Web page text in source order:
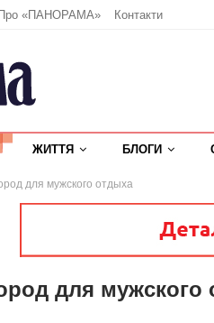
Про «ПАНОРАМА» Контакти
ЖИТТЯ БЛОГИ
для мужского отдыха
для мужского